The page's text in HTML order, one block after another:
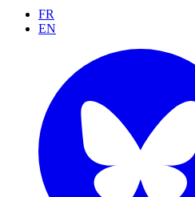
FR
EN